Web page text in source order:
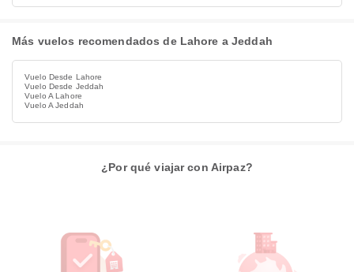
Más vuelos recomendados de Lahore a Jeddah
Vuelo Desde Lahore
Vuelo Desde Jeddah
Vuelo A Lahore
Vuelo A Jeddah
¿Por qué viajar con Airpaz?